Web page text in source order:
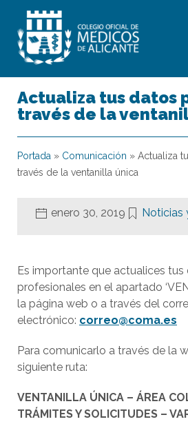
Actualiza tus datos
través de la
Portada » Comunicación » Actualiza
través de la ventanilla única
enero 30, 2019 Noticias
Es importante que actualices
profesionales en el apartado
la página web o a través del
electrónico: correo@coma.es
Para comunicarlo a través de la
siguiente ruta:
VENTANILLA ÚNICA – ÁREA
TRÁMITES Y SOLICITUDES –